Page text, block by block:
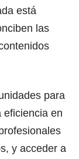
está
las
para
eficiencia en
y acceder a